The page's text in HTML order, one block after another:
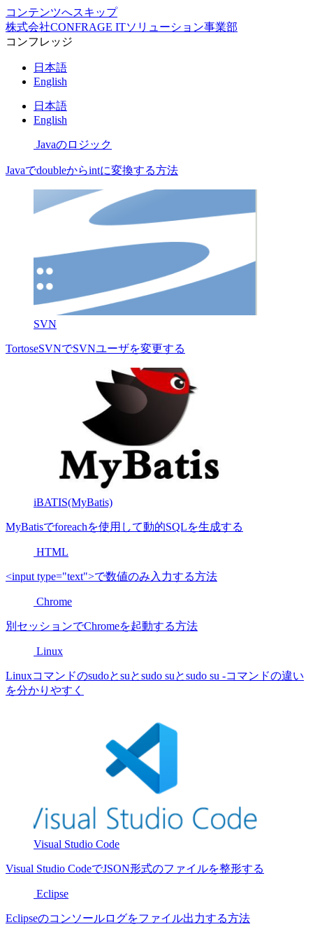
コンテンツへスキップ
株式会社CONFRAGE ITソリューション事業部
コンフレッジ
日本語
English
日本語
English
Javaのロジック
Javaでdoubleからintに変換する方法
SVN
TortoseSVNでSVNユーザを変更する
iBATIS(MyBatis)
MyBatisでforeachを使用して動的SQLを生成する
HTML
<input type="text">で数値のみ入力する方法
Chrome
別セッションでChromeを起動する方法
Linux
Linuxコマンドのsudoとsuとsudo suとsudo su -コマンドの違い
を分かりやすく
Visual Studio Code
Visual Studio CodeでJSON形式のファイルを整形する
Eclipse
Eclipseのコンソールログをファイル出力する方法